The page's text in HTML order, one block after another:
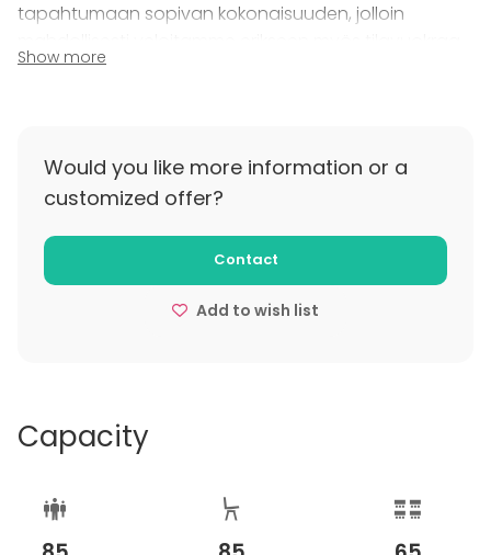
tapahtumaan sopivan kokonaisuuden, jolloin
Show more
Would you like more information or a
customized offer?
Contact
Add to wish list
Capacity